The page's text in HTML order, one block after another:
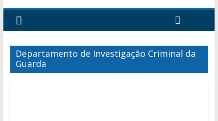
Departamento de Investigação Criminal da
Guarda